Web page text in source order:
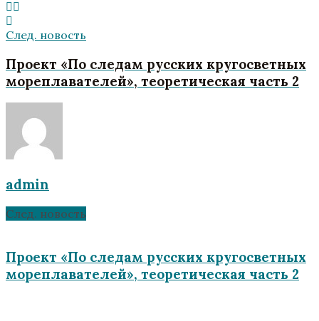
След. новость
Проект «По следам русских кругосветных
мореплавателей», теоретическая часть 2
admin
След. новость
Проект «По следам русских кругосветных
мореплавателей», теоретическая часть 2